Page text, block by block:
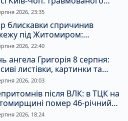
забрали до лікарні
2026, 23:35
блискавки спричинив
під Житомиром:
витягли з вогню
2026, 22:40
ангела Григорія 8 серпня:
листівки, картинки та
привітання
2026, 20:03
після ВЛК: в ТЦК на
помер 46-річний
2026, 18:24